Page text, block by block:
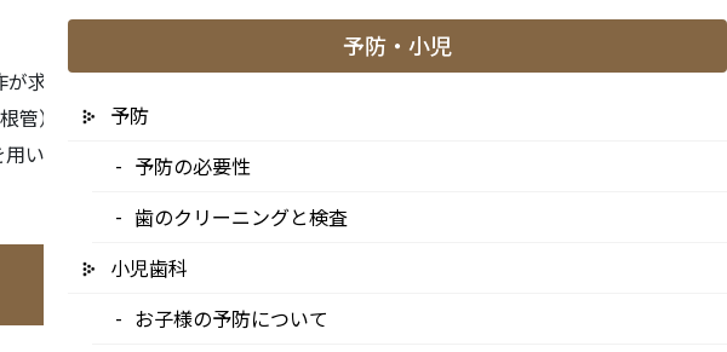
求められる専門性の
）が存在すること
いた精密な歯内療法
インビザラインファースト
マイオブレース
予防・小児
予防
予防の必要性
歯のクリーニングと検査
小児歯科
お子様の予防について